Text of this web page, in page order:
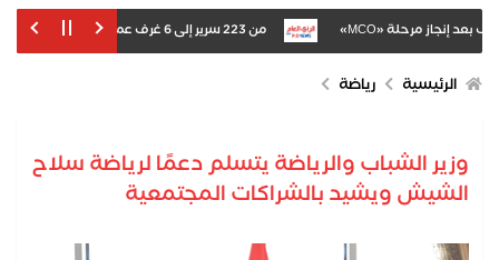
من 223 سرير إلى 6 غرف عمليات.. تجهيزات مستشفى السنطة الجديد قبل التشغيل بمتابعة محافظ الغربية
الرئيسية رياضة
وزير الشباب والرياضة يتسلم دعمًا لرياضة سلاح
الشيش ويشيد بالشراكات المجتمعية